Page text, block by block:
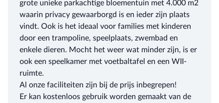
grote unieke parkachtige bloementuin met 4.000 m2
waarin privacy gewaarborgd is en ieder zijn plaats
vindt. Ook is het ideaal voor families met kinderen
door een trampoline, speelplaats, zwembad en
enkele dieren. Mocht het weer wat minder zijn, is er
ook een speelkamer met voetbaltafel en een WII-
ruimte.
Al onze faciliteiten zijn bij de prijs inbegrepen!
Er kan kostenloos gebruik worden gemaakt van de